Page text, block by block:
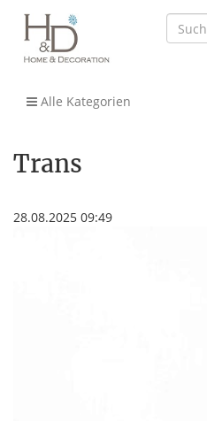
Alle Kategorien
Trans
28.08.2025 09:49